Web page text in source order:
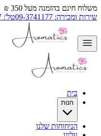
משלוח חינם בהזמנה מעל 350 ₪
שירות ומכירה: 09-3741177
טל': 09-3741177
בית
חנות
הניחוחות שלנו